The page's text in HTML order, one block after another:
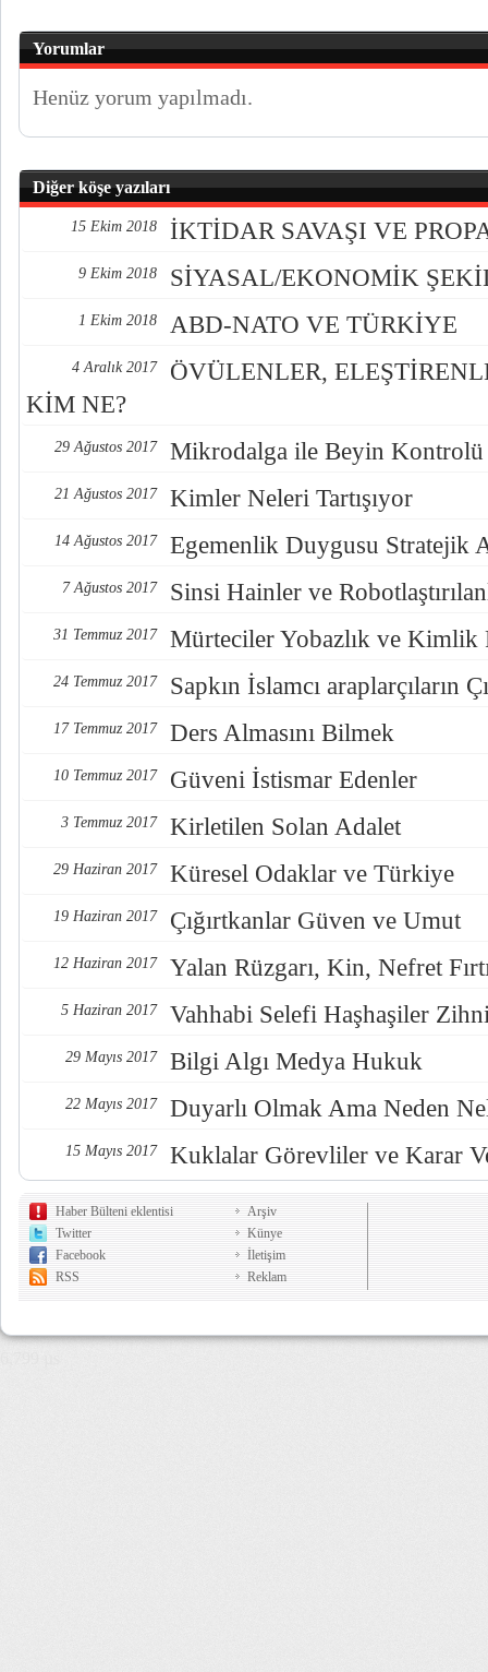
Yorumlar
Henüz yorum yapılmadı.
Diğer köşe yazıları
15 Ekim 2018 İKTİDAR SAVAŞI VE
9 Ekim 2018 SİYASAL/EKONOMİK
1 Ekim 2018 ABD-NATO VE TÜRKİYE
4 Aralık 2017
ÖVÜLENLER,
KİM NE?
29 Ağustos 2017 Mikrodalga ile Beyin Kontrolü
21 Ağustos 2017 Kimler Neleri Tartışıyor
14 Ağustos 2017 Egemenlik Duygusu Stratejik
7 Ağustos 2017 Sinsi Hainler ve
31 Temmuz 2017 Mürteciler Yobazlık ve Kimlik
24 Temmuz 2017 Sapkın İslamcı araplarçıların
17 Temmuz 2017 Ders Almasını Bilmek
10 Temmuz 2017 Güveni İstismar Edenler
3 Temmuz 2017 Kirletilen Solan Adalet
29 Haziran 2017 Küresel Odaklar ve Türkiye
19 Haziran 2017 Çığırtkanlar Güven ve Umut
12 Haziran 2017 Yalan Rüzgarı, Kin, Nefret
5 Haziran 2017 Vahhabi Selefi Haşhaşiler
29 Mayıs 2017 Bilgi Algı Medya Hukuk
22 Mayıs 2017 Duyarlı Olmak Ama Neden
15 Mayıs 2017 Kuklalar Görevliler ve Karar
Haber Bülteni eklentisi
Twitter
Facebook
RSS
Arşiv
Künye
İletişim
Reklam